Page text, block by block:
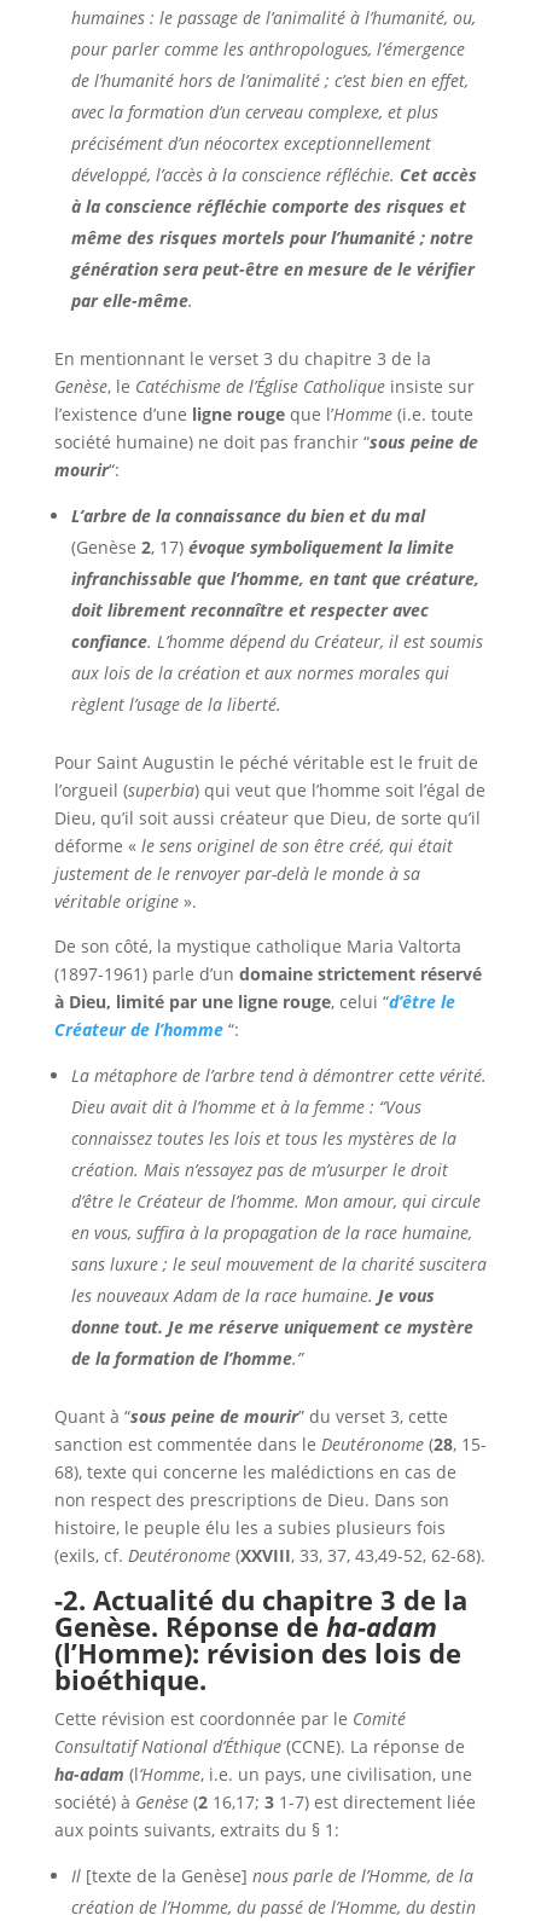
humaines : le passage de l’animalité à l’humanité, ou,
pour parler comme les anthropologues, l’émergence
de l’humanité hors de l’animalité ; c’est bien en effet,
avec la formation d’un cerveau complexe, et plus
précisément d’un néocortex exceptionnellement
développé, l’accès à la conscience réfléchie. Cet accès
à la conscience réfléchie comporte des risques et
même des risques mortels pour l’humanité ; notre
génération sera peut-être en mesure de le vérifier
par elle-même.
En mentionnant le verset 3 du chapitre 3 de la
Genèse, le Catéchisme de l’Église Catholiqueinsiste sur
l’existence d’une ligne rougeque l’Homme(i.e. toute
société humaine) ne doit pas franchir “sous peine de
mourir“:
L’arbre de la connaissance du bien et du mal
(Genèse 2, 17)évoque symboliquement la limite
infranchissable que l’homme, en tant que créature,
doit librement reconnaître et respecter avec
confiance. L’homme dépend du Créateur, il est soumis
aux lois de la création et aux normes morales qui
règlent l’usage de la liberté.
Pour Saint Augustin le péché véritable est le fruit de
l’orgueil (superbia) qui veut que l’homme soit l’égal de
Dieu, qu’il soit aussi créateur que Dieu, de sorte qu’il
déforme « le sens originel de son être créé, qui était
justement de le renvoyer par-delà le monde à sa
véritable origine».
De son côté, la mystique catholique Maria Valtorta
(1897-1961) parle d’un domaine strictement réservé
à Dieu, limité par une ligne rouge, celui “d’être le
Créateur de l’homme“:
La métaphore de l’arbre tend à démontrer cette vérité.
Dieu avait dit à l’homme et à la femme : “Vous
connaissez toutes les lois et tous les mystères de la
création. Mais n’essayez pas de m’usurper le droit
d’être le Créateur de l’homme. Mon amour, qui circule
en vous, suffira à la propagation de la race humaine,
sans luxure ; le seul mouvement de la charité suscitera
les nouveaux Adam de la race humaine. Je vous
donne tout. Je me réserve uniquement ce mystère
de la formation de l’homme.”
Quant à “sous peine de mourir” du verset 3, cette
sanction est commentée dans le Deutéronome(28, 15-
68), texte qui concerne les malédictions en cas de
non respect des prescriptions de Dieu. Dans son
histoire, le peuple élu les a subies plusieurs fois
(exils, cf. Deutéronome(XXVIII, 33, 37, 43,49-52, 62-68).
-2. Actualité du chapitre 3 de la
Genèse. Réponse de ha-adam
(l’Homme): révision des lois de
bioéthique.
Cette révision est coordonnée par le Comité
Consultatif National d’Éthique (CCNE). La réponse de
ha-adam (l‘Homme, i.e. un pays, une civilisation, une
société) à Genèse(216,17; 31-7) est directement liée
aux points suivants, extraits du § 1:
Il[texte de la Genèse] nous parle de l’Homme, de la
création de l’Homme, du passé de l’Homme, du destin